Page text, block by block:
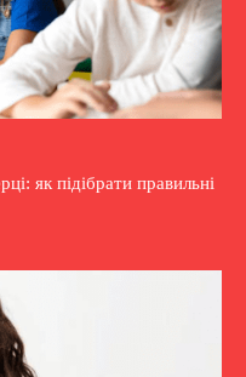
як підібрати правильні